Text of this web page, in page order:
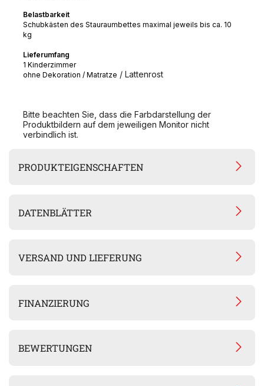
Belastbarkeit
Schubkästen des Stauraumbettes maximal jeweils bis ca. 10
kg
Lieferumfang
1 Kinderzimmer
ohne Dekoration / Matratze / Lattenrost
Bitte beachten Sie, dass die Farbdarstellung der
Produktbildern auf dem jeweiligen Monitor nicht
verbindlich ist.
PRODUKTEIGENSCHAFTEN
DATENBLÄTTER
VERSAND UND LIEFERUNG
FINANZIERUNG
BEWERTUNGEN